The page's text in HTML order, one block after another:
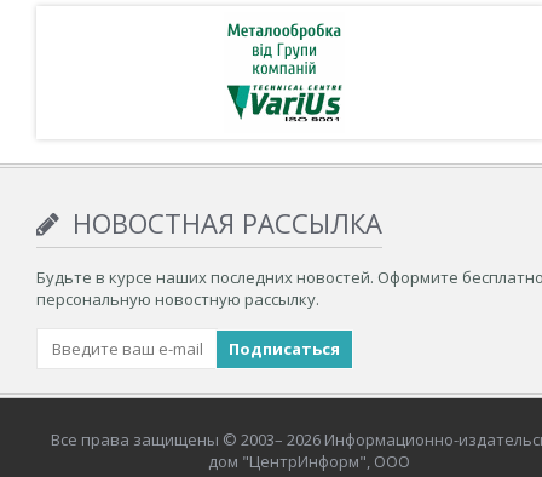
НОВОСТНАЯ РАССЫЛКА
Будьте в курсе наших последних новостей. Оформите
персональную новостную рассылку.
Все права защищены © 2003– 2026 Информационно-
дом "ЦентрИнформ", ООО